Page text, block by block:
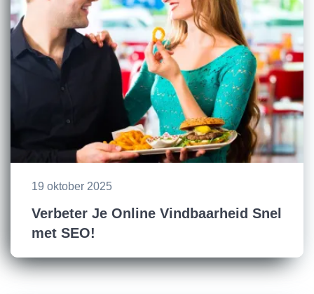
19 oktober 2025
Verbeter Je Online Vindbaarheid Snel
met SEO!